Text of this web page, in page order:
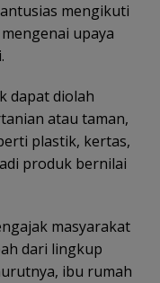
mengikuti
upaya
dapat diolah
atau taman,
plastik, kertas,
produk bernilai
masyarakat
dari lingkup
ibu rumah